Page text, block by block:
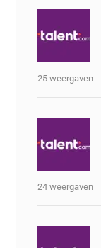
25 weergaven
24 weergaven